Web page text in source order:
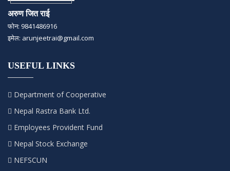
अरुण जित राई
फोन: 9841486916
इमेल: arunjeetrai@gmail.com
USEFUL LINKS
Department of Cooperative
Nepal Rastra Bank Ltd.
Employees Provident Fund
Nepal Stock Exchange
NEFSCUN